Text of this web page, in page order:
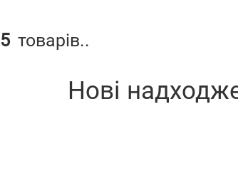
5 товарів..
Нові